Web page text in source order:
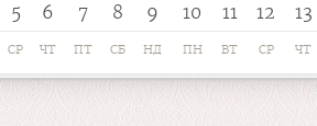
5 6 7 8 9 10 11 12 13
СР ЧТ ПТ СБ НД ПН ВТ СР ЧТ